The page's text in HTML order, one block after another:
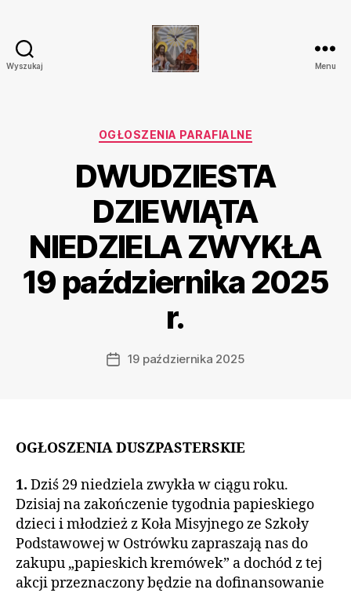
Wyszukaj
Trójcy
w
Ostrówku
Menu
Kategorie
OGŁOSZENIA PARAFIALNE
DWUDZIESTA
DZIEWIĄTA
NIEDZIELA ZWYKŁA
19 października 2025
r.
Data19 października 2025
OGŁOSZENIA DUSZPASTERSKIE
1. Dziś 29 niedziela zwykła w ciągu roku.
Dzisiaj na zakończenie tygodnia papieskiego
dzieci i młodzież z Koła Misyjnego ze Szkoły
Podstawowej w Ostrówku zapraszają nas do
zakupu „papieskich kremówek” a dochód z tej
akcji przeznaczony będzie na dofinansowanie